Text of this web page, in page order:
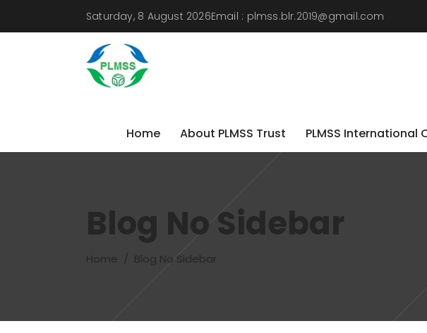
Saturday, 8 August 2026Email : plmss.blr.2019@gmail.com
Home About PLMSS Trust PLMSS International
Home About PLMSS Trust PLMSS
Blog No Sidebar
Home / Blog No Sidebar